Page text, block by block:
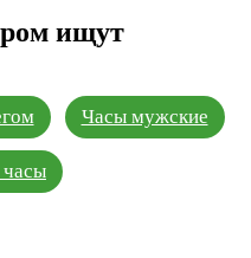
ищут
Часы мужские